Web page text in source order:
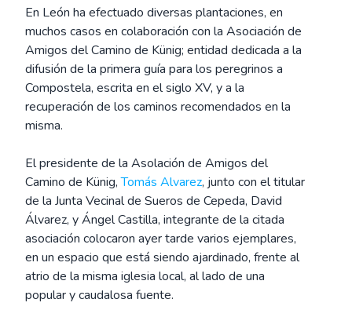
En León ha efectuado diversas plantaciones, en
muchos casos en colaboración con la Asociación de
Amigos del Camino de Künig; entidad dedicada a la
difusión de la primera guía para los peregrinos a
Compostela, escrita en el siglo XV, y a la
recuperación de los caminos recomendados en la
misma.
El presidente de la Asolación de Amigos del
Camino de Künig,Tomás Alvarez, junto con el titular
de la Junta Vecinal de Sueros de Cepeda, David
Álvarez, y Ángel Castilla, integrante de la citada
asociación colocaron ayer tarde varios ejemplares,
en un espacio que está siendo ajardinado, frente al
atrio de la misma iglesia local, al lado de una
popular y caudalosa fuente.